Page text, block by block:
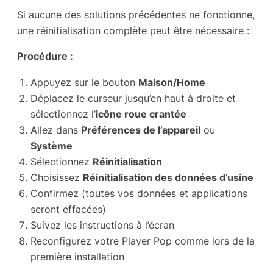
Si aucune des solutions précédentes ne fonctionne,
une réinitialisation complète peut être nécessaire :
Procédure :
Appuyez sur le bouton Maison/Home
Déplacez le curseur jusqu’en haut à droite et
sélectionnez l’icône roue crantée
Allez dans Préférences de l’appareil ou
Système
Sélectionnez Réinitialisation
Choisissez Réinitialisation des données d’usine
Confirmez (toutes vos données et applications
seront effacées)
Suivez les instructions à l’écran
Reconfigurez votre Player Pop comme lors de la
première installation